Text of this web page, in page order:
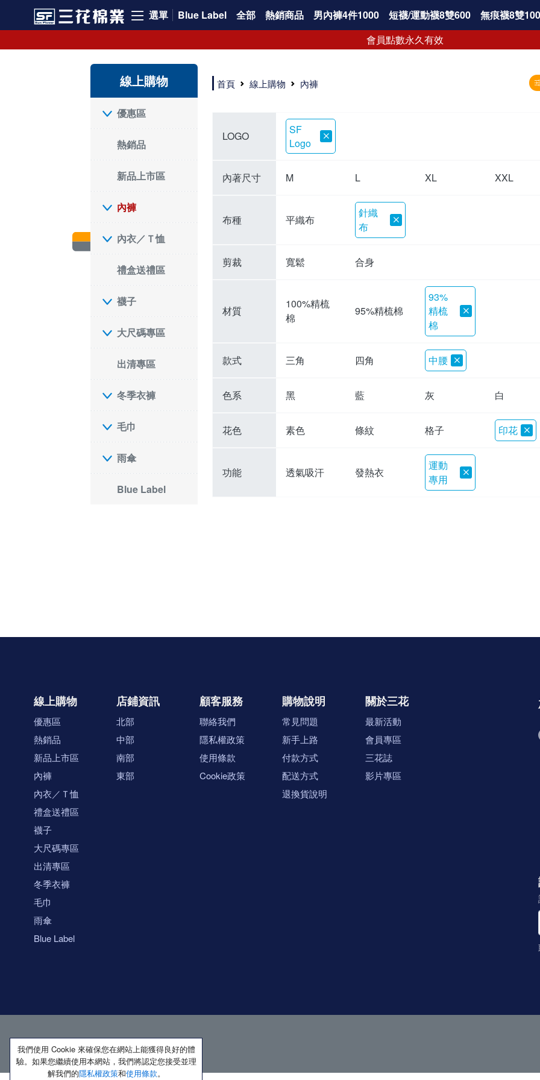
選單 Blue Label 全部 熱銷商品 男內褲4件1000 短襪/運動襪8雙600 無痕襪8雙
會員點數永久有效
線上購物
優惠區
熱銷品
新品上市區
內褲
內衣／Ｔ恤
禮盒送禮區
襪子
大尺碼專區
出清專區
冬季衣褲
毛巾
雨傘
Blue Label
選擇內褲、平口褲、純棉內褲首重品質。舒適、透氣的內褲、平口褲、純棉內褲能影響健康，須謹慎挑選。三花內褲透氣不悶，值得信賴！
三花內褲、平口褲、純棉內褲50年來持續升級，符合人體工學設計，柔軟無勒痕的鬆緊帶。三花內褲是肌膚好友，口碑熱銷！
選擇內褲首重品質。三花內褲50年來不斷升級，證明其卓越品質。符合人體工學剪裁，柔軟無痕鬆緊帶，是必買首選。兼具品質與外型，與肌膚零感接觸，穿著舒適，看來有質感。三花內褲設計獨特，質料優良，專業剪裁，呵護肌膚。新鮮高品質棉材製成，多款選擇，耐洗耐穿，三花內褲絕對首選。
"內褲購買及使用經驗網友來信分享 近年來，我經常在大型連鎖賣場如佳瑪、美華泰等地看到三花內褲的展示。最近一兩年，甚至百貨公司及街頭店鋪都開始大量出現三花專櫃或專賣店。我猜測，這應該是三花在營運策略上的調整，才使得這些改變成為現實。 本來，三花內褲一直是消費者選購內褲時的熱門選項之一。內褲櫃點的增多使我更加注意到這個品牌，因此我在選購內褲時，特意多研究了一下三花內褲的設計。 先從內褲外層包裝談起，有些內褲有PP袋包裝，有些則沒有。雖然這是一件小事，但我發現朋友們中有人會介意內褲包裝沒有PP袋。他們認為沒有PP袋會使包裝不夠精美。對我來說，有PP袋確實能提升包裝的精緻度，但內褲不裝PP袋其實也算是環保。所以，這就看每個人對內褲包裝的需求和感受了。 每次購買內褲時，我都會特別帶一件五片式剪裁的內褲。三花的平口內褲被稱為全國第一件五片式剪裁內褲，這話應該不是隨便說說的，畢竟三花是一個擁有超過50年歷史的老品牌，專注於研發和改良內褲。當初，我覺得這種設計有些花俏，只是圖個新鮮買來試試，結果發現內褲多一片真的有其優勢，尤其是減少了內褲卡屁的次數。雖然這個狀況不可能完全消失，但大大增加了穿著的舒適度。 三花內褲的價格也在我能接受的範圍內，因此它逐漸成為我的心頭好。此外，內褲選購時的另一個重要因素是鬆緊帶。看內褲是否舊了，第一眼通常看鬆緊帶。故意或不小心露出內褲褲頭的時候，印象分數也是由鬆緊帶決定的。 很多內褲品牌強調鬆緊帶的造型及花樣，這類內褲非常適合一些特殊場合，如單身聯誼或約會時穿著，能夠加分不少。日常使用的內褲則建議選擇鬆緊帶不易鬆垮的，花樣其次。三花特別強調內褲鬆緊帶的耐洗度，而其他品牌鮮少提及這一點。 分場合選擇內褲是我的習慣。特殊場合內褲要講究一點，但平日則需要選擇鬆緊帶有保障的內褲。畢竟，內褲是每天陪伴我們超過12個小時的衣物，找到適合自己且耐洗耐穿高CP值的內褲才是最明智的選擇。 內褲畢竟是消耗品，定期更換非常重要。如果內褲沾染到髒污或處於潮濕的環境，就不應該撐太久。這是因為內褲長期接觸身體的重要部位，所以選擇和保養都要謹慎。 以上是我個人的內褲使用分享，並非業配，不代表任何人的立場。內褲還是要以自身體驗最為準確。希望大家都能找到適合自己的內褲，並多多支持台灣品牌。"
首頁 線上購物 內褲
LOGO
SF
Logo
內著尺寸 M L XL XXL
布種 平織布
針織
布
剪裁 寬鬆 合身
材質
100%精梳
棉
95%精梳棉
93%
精梳
棉
款式 三角 四角 中腰
色系 黑 藍 灰 白
花色 素色 條紋 格子 印花
功能 透氣吸汗 發熱衣
運動
專用
線上購物
優惠區
熱銷品
新品上市區
內褲
內衣／Ｔ恤
禮盒送禮區
襪子
大尺碼專區
出清專區
冬季衣褲
毛巾
雨傘
Blue Label
店鋪資訊
北部
中部
南部
東部
顧客服務
聯絡我們
隱私權政策
使用條款
Cookie政策
購物說明
常見問題
新手上路
付款方式
配送方式
退換貨說明
關於三花
最新活動
會員專區
三花誌
影片專區
我們使用 Cookie 來確保您在網站上能獲得良好的體
驗。如果您繼續使用本網站，我們將認定您接受並理
解我們的隱私權政策和使用條款。